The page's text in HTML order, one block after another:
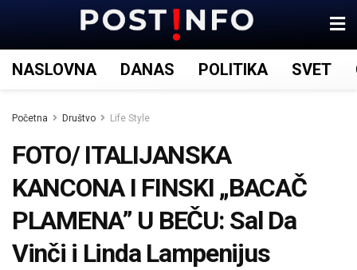
NASLOVNA DANAS POLITIKA SVET
Početna Društvo Life Style
FOTO/ ITALIJANSKA
KANCONA I FINSKI „BACAČ
PLAMENA” U BEČU: Sal Da
Vinči i Linda Lampenijus